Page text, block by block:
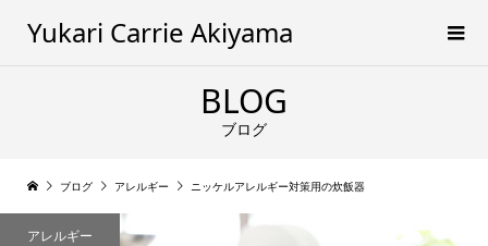
Yukari Carrie Akiyama
BLOG
ブログ
ブログ アレルギー ニッケルアレルギー対策用の炊飯器
アレルギー